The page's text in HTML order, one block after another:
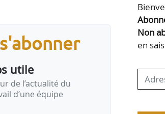
assainissement…) qui doit aboutir à
utile
de l’actualité du
d’une équipe
Non
en